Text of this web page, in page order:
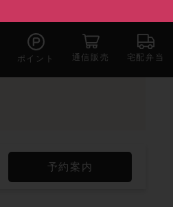
ポイント 通信販売 宅配弁当
予約案内